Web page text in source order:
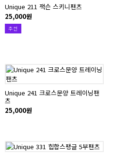
Unique 211 잭슨 스키니팬츠
25,000원
추천
Unique 241 크로스문양 트레이닝팬
츠
25,000원